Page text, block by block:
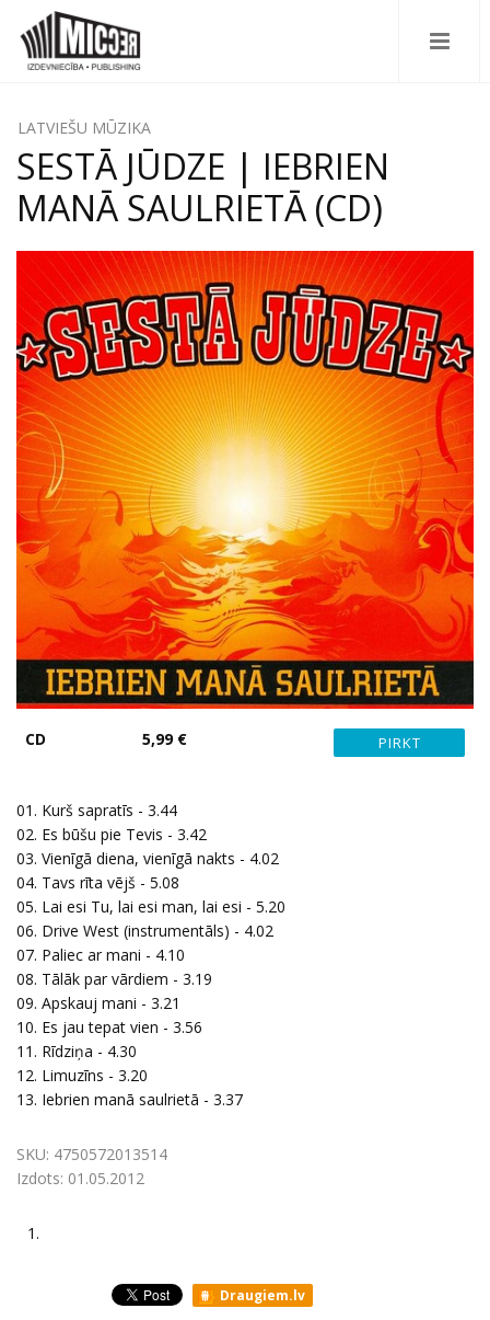
LATVIEŠU MŪZIKA
SESTĀ JŪDZE | IEBRIEN
MANĀ SAULRIETĀ (CD)
CD 5,99 €
01. Kurš sapratīs - 3.44
02. Es būšu pie Tevis - 3.42
03. Vienīgā diena, vienīgā nakts - 4.02
04. Tavs rīta vējš - 5.08
05. Lai esi Tu, lai esi man, lai esi - 5.20
06. Drive West (instrumentāls) - 4.02
07. Paliec ar mani - 4.10
08. Tālāk par vārdiem - 3.19
09. Apskauj mani - 3.21
10. Es jau tepat vien - 3.56
11. Rīdziņa - 4.30
12. Limuzīns - 3.20
13. Iebrien manā saulrietā - 3.37
SKU: 4750572013514
Izdots: 01.05.2012
1.
Draugiem.lv